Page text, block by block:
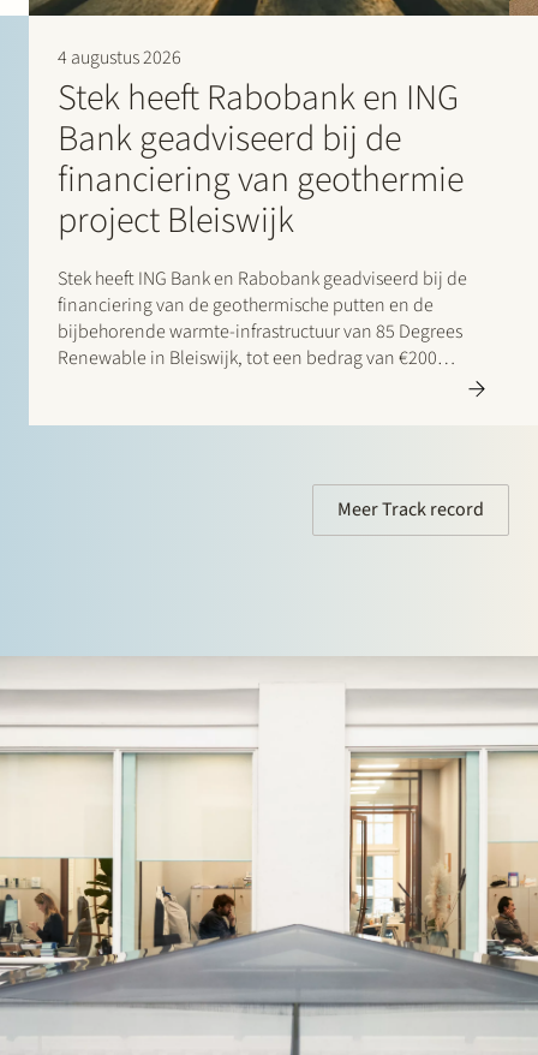
4 augustus 2026
Stek heeft Rabobank en ING
Bank geadviseerd bij de
financiering van geothermie
project Bleiswijk
Stek heeft ING Bank en Rabobank geadviseerd bij de
financiering van de geothermische putten en de
bijbehorende warmte-infrastructuur van 85 Degrees
Renewable in Bleiswijk, tot een bedrag van €200
Meer Track record